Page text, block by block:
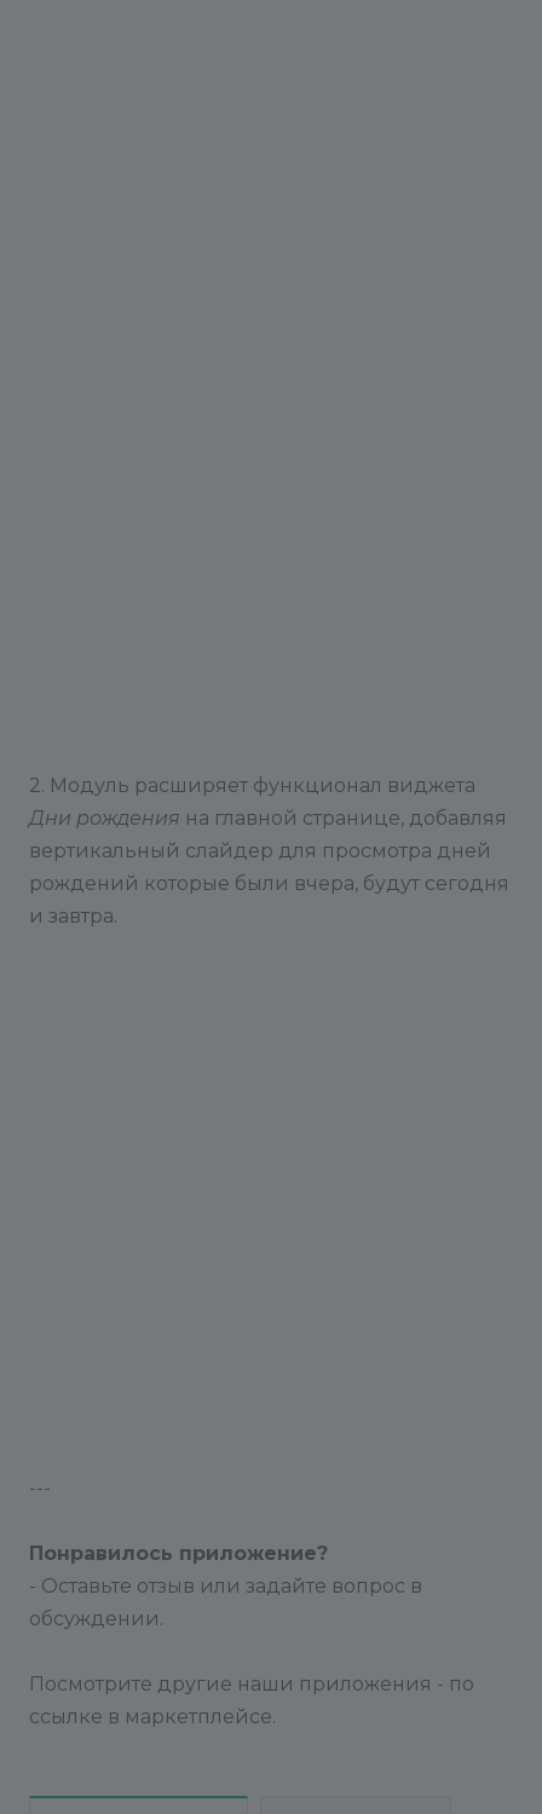
2. Модуль расширяет функционал виджета
Дни рождения на главной странице, добавляя
вертикальный слайдер для просмотра дней
рождений которые были вчера, будут сегодня
и завтра.
---
Понравилось приложение?
- Оставьте отзыв или задайте вопрос в
обсуждении.
Посмотрите другие наши приложения - по
ссылке в маркетплейсе.